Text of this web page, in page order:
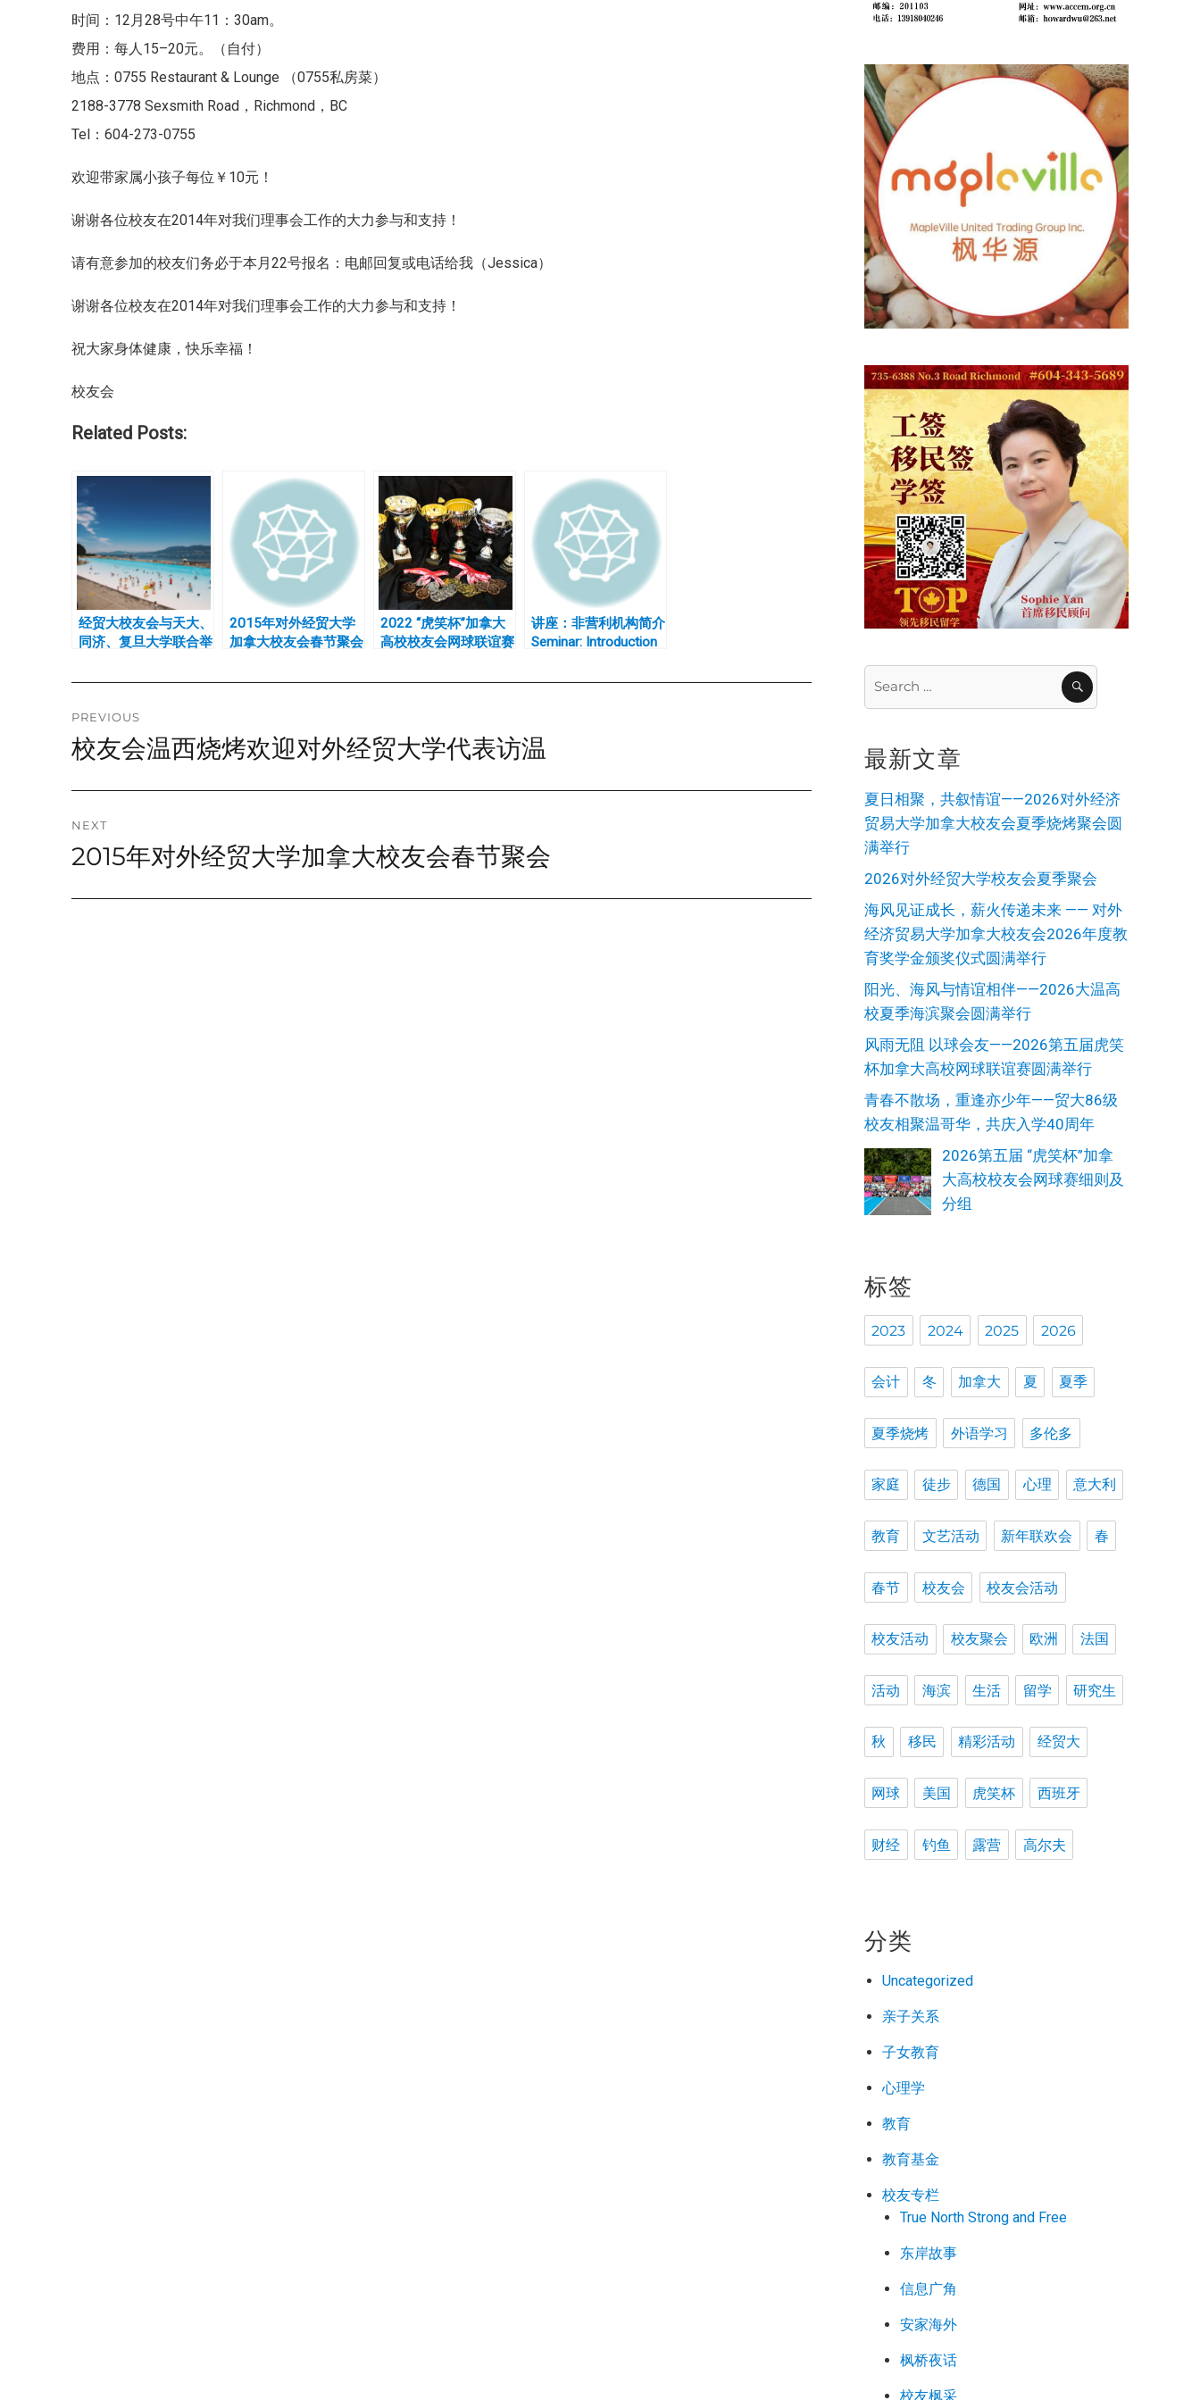
时间：12月28号中午11：30am。
费用：每人15–20元。（自付）
地点：0755 Restaurant & Lounge （0755私房菜）
2188-3778 Sexsmith Road，Richmond，BC
Tel：604-273-0755
欢迎带家属小孩子每位￥10元！
谢谢各位校友在2014年对我们理事会工作的大力参与和支持！
请有意参加的校友们务必于本月22号报名：电邮回复或电话给我（Jessica）
谢谢各位校友在2014年对我们理事会工作的大力参与和支持！
祝大家身体健康，快乐幸福！
校友会
Related Posts:
经贸大校友会与天大、
同济、复旦大学联合举
2015年对外经贸大学
加拿大校友会春节聚会
2022 “虎笑杯”加拿大
高校校友会网球联谊赛
讲座：非营利机构简介
Seminar: Introduction
Organization
Post
navigation
PREVIOUS
Previous
校友会温西烧烤欢迎对外经贸大学代表访温
NEXT
Next
2015年对外经贸大学加拿大校友会春节聚会
SEARCH
最新文章
夏日相聚，共叙情谊——2026对外经济
贸易大学加拿大校友会夏季烧烤聚会圆
满举行
2026对外经贸大学校友会夏季聚会
海风见证成长，薪火传递未来 —— 对外
经济贸易大学加拿大校友会2026年度教
育奖学金颁奖仪式圆满举行
阳光、海风与情谊相伴——2026大温高
校夏季海滨聚会圆满举行
风雨无阻 以球会友——2026第五届虎笑
杯加拿大高校网球联谊赛圆满举行
青春不散场，重逢亦少年——贸大86级
校友相聚温哥华，共庆入学40周年
2026第五届 “虎笑杯”加拿
大高校校友会网球赛细则及
分组
标签
2023 2024 2025 2026
会计 冬 加拿大 夏 夏季
夏季烧烤 外语学习 多伦多
家庭 徒步 德国 心理 意大利
教育 文艺活动 新年联欢会 春
春节 校友会 校友会活动
校友活动 校友聚会 欧洲 法国
活动 海滨 生活 留学 研究生
秋 移民 精彩活动 经贸大
网球 美国 虎笑杯 西班牙
财经 钓鱼 露营 高尔夫
分类
Uncategorized
亲子关系
子女教育
心理学
教育
教育基金
校友专栏
True North Strong and Free
东岸故事
信息广角
安家海外
枫桥夜话
校友枫采